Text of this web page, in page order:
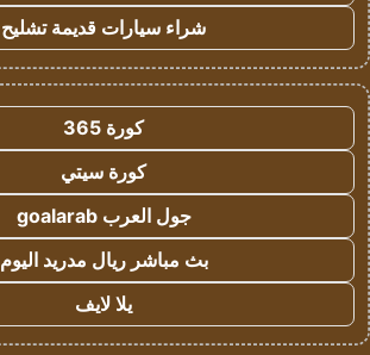
شراء سيارات قديمة تشليح
كورة 365
كورة سيتي
جول العرب goalarab
بث مباشر ريال مدريد اليوم
يلا لايف